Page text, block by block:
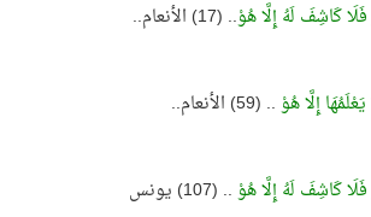
كَاشِفَ لَهُ إِلَّا هُوْ.. (17) الأنعام..
إِلَّا هُوْ.. (59) الأنعام..
كَاشِفَ لَهُ إِلَّا هُوْ.. (107) يونس